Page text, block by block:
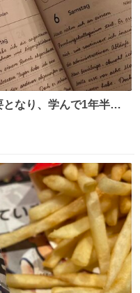
なり、学んで1年半に
暗記した。読み書きに
減し、上級の表現を教え